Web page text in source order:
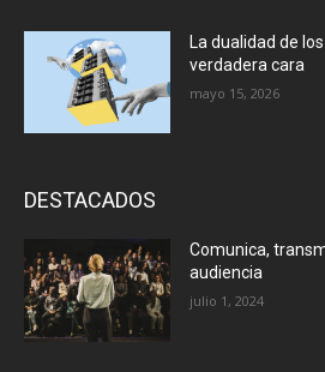
La dualidad de
verdadera cara
mayo 15, 2026
DESTACADOS
Comunica,
audiencia
julio 1, 2024